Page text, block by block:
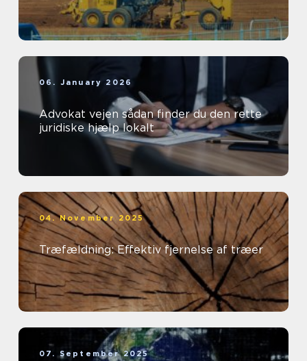
06. January 2026
Advokat vejen sådan finder du den rette
juridiske hjælp lokalt
04. November 2025
Træfældning: Effektiv fjernelse af træer
07. September 2025